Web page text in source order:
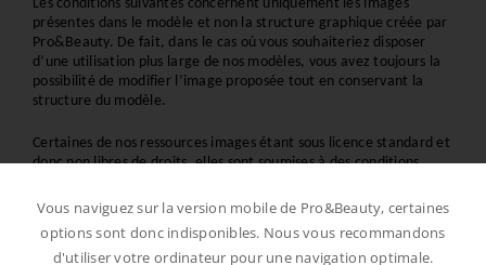
Vous naviguez sur la version mobile de Pro&Beauty, certaines
options sont donc indisponibles. Nous vous recommandons
d'utiliser votre ordinateur pour une navigation optimale.
Les conditions suivantes concernent uniquement les images
présentes dans le modèle et non la structure graphique créée par
Pro&Beauty. De fait, dans le cas où vous souhaiteriez disposer
d’une utilisation plus large de nos modèles, vous avez toujours la
possibilité de modifier l’image proposée tout en conservant la
structure du modèle.
Certaines de nos ressources images étant sous licence standard et
donc non libres de droits, elles sont soumises à des conditions
Avec une licence Standard, vous pouvez publier le fichier sur un
site Web ou un site de médias sociaux sans limitation de vues.